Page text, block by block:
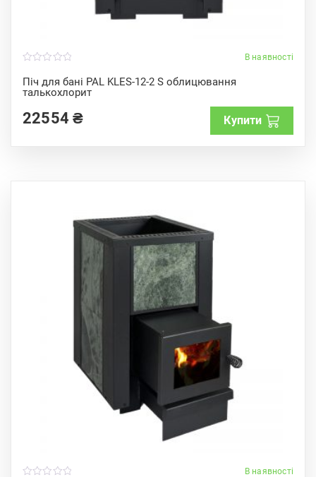
В наявності
Піч для бані PAL KLES-12-2 S облицювання
талькохлорит
o
u
t
f
5
22554₴ Купити
В наявності